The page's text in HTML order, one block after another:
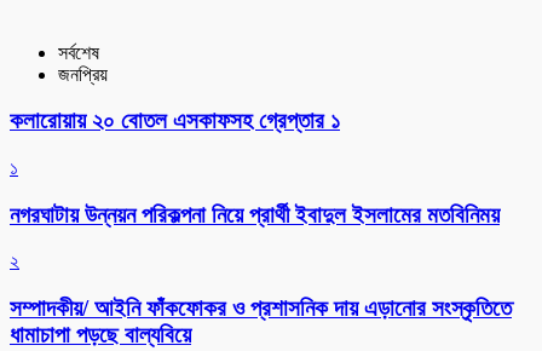
সর্বশেষ
জনপ্রিয়
কলারোয়ায় ২০ বোতল এসকাফসহ গ্রেপ্তার ১
১
নগরঘাটায় উন্নয়ন পরিকল্পনা নিয়ে প্রার্থী ইবাদুল ইসলামের মতবিনিময়
২
সম্পাদকীয়/ আইনি ফাঁকফোকর ও প্রশাসনিক দায় এড়ানোর সংস্কৃতিতে
ধামাচাপা পড়ছে বাল্যবিয়ে